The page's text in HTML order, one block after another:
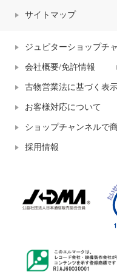
サイトマップ
ジュピターショップチ
会社概要/免許情報
古物営業法に基づく表
お客様対応について
ショップチャンネルで
採用情報